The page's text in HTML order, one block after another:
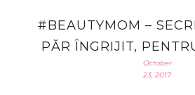
#BEAUTYMOM –
PĂR ÎNGRIJIT,
October
23, 2017